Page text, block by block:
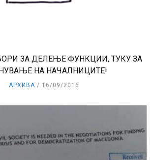
ЗА ДЕЛЕЊЕ ФУНКЦИИ, ТУКУ ЗА
НА НАЧАЛНИЦИТЕ!
АРХИВА 16/09/2016